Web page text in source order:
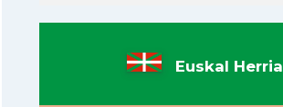
Euskal Herria